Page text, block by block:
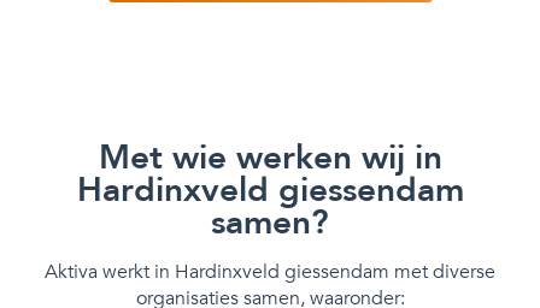
Met wie werken wij in
Hardinxveld giessendam
samen?
Aktiva werkt in Hardinxveld giessendam met diverse
organisaties samen, waaronder: